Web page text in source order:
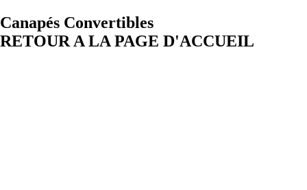
Canapés Convertibles
RETOUR A LA PAGE D'ACCUEIL